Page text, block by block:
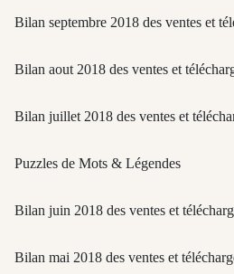
Bilan septembre 2018 des ventes et
Bilan aout 2018 des ventes et
Bilan juillet 2018 des ventes et
Puzzles de Mots & Légendes
Bilan juin 2018 des ventes et
Bilan mai 2018 des ventes et